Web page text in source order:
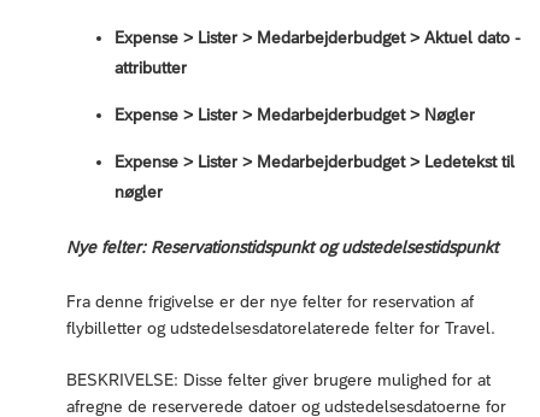
Expense > Lister > Medarbejderbudget > Aktuel dato -
attributter
Expense > Lister > Medarbejderbudget > Nøgler
Expense > Lister > Medarbejderbudget > Ledetekst til
nøgler
Nye felter: Reservationstidspunkt og udstedelsestidspunkt
Fra denne frigivelse er der nye felter for reservation af
flybilletter og udstedelsesdatorelaterede felter for Travel.
BESKRIVELSE: Disse felter giver brugere mulighed for at
afregne de reserverede datoer og udstedelsesdatoerne for